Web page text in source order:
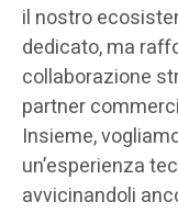
il nostro
dedicato, ma
collaborazione
partner
Insieme,
un’esperienza
avvicinandoli